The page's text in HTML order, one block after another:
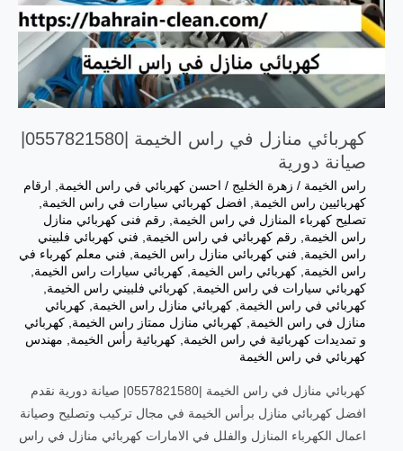
كهربائي منازل في راس الخيمة |0557821580|
صيانة دورية
راس الخيمة / زهرة الخليج / احسن كهربائي في راس الخيمة
ارقام
كهربائيين راس الخيمة
افضل كهربائي سيارات في راس الخيمة
تصليح كهرباء المنازل في راس الخيمة
رقم فنى كهربائي منازل
راس الخيمة
رقم كهربائي في راس الخيمة
فني كهربائي فلبيني
راس الخيمة
فني كهربائي منازل راس الخيمة
فني معلم كهرباء في
راس الخيمة كهربائي راس الخيمة كهربائي سيارات راس الخيمة
كهربائي سيارات في راس الخيمة كهربائي فلبيني راس الخيمة
كهربائي في راس الخيمة كهربائي منازل راس الخيمة كهربائي
منازل في راس الخيمة كهربائي منازل ممتاز راس الخيمة كهربائي
و تمديدات كهربائية في راس الخيمة كهربائية رأس الخيمة
مهندس
كهربائي في راس الخيمة
كهربائي منازل في راس الخيمة |0557821580| صيانة دورية نقدم
افضل كهربائي منازل برأس الخيمة في مجال تركيب وتصليح وصيانة
اعمال الكهرباء المنازل والفلل في الامارات كهربائي منازل في راس